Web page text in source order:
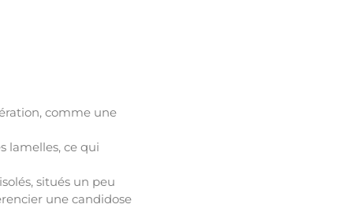
comme une
lamelles, ce qui
situés un peu
une candidose